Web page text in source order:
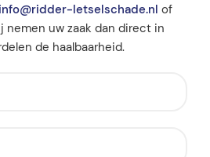
info@ridder-letselschade.nl of
nemen uw zaak dan direct in
de haalbaarheid.